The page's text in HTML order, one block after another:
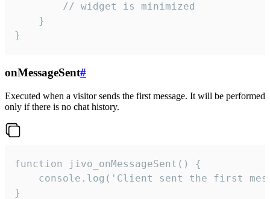
        // widget is minimized
    }
}
onMessageSent#
Executed when a visitor sends the first message. It will be performed
only if there is no chat history.
function jivo_onMessageSent() {
console.log('Client sent the first
}